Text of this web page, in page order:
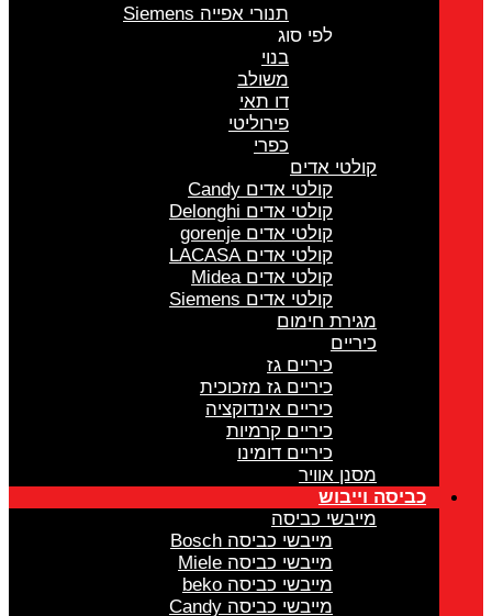
תנורי אפייה Siemens
לפי סוג
בנוי
משולב
דו תאי
פירוליטי
כפרי
קולטי אדים
קולטי אדים Candy
קולטי אדים Delonghi
קולטי אדים gorenje
קולטי אדים LACASA
קולטי אדים Midea
קולטי אדים Siemens
מגירת חימום
כיריים
כיריים גז
כיריים גז מזכוכית
כיריים אינדוקציה
כיריים קרמיות
כיריים דומינו
מסנן אוויר
כביסה וייבוש
מייבשי כביסה
מייבשי כביסה Bosch
מייבשי כביסה Miele
מייבשי כביסה beko
מייבשי כביסה Candy